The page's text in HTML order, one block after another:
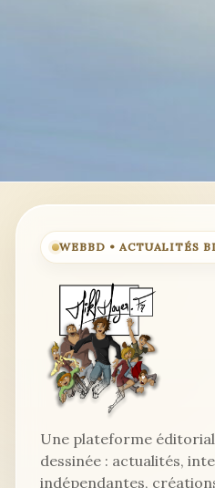
WEBBD • ACTUALITÉS
Une plateforme
dessinée : actualités,
indépendantes,